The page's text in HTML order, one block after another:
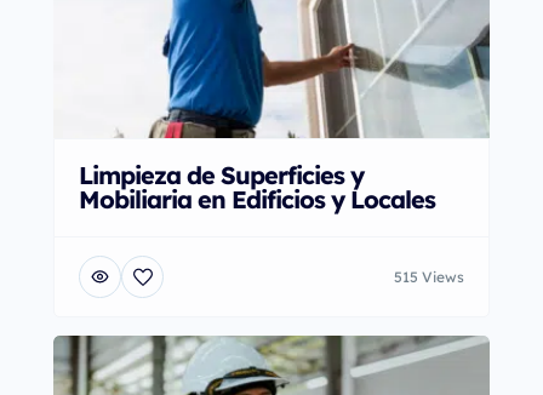
Limpieza de Superficies y
Mobiliaria en Edificios y Locales
515 Views